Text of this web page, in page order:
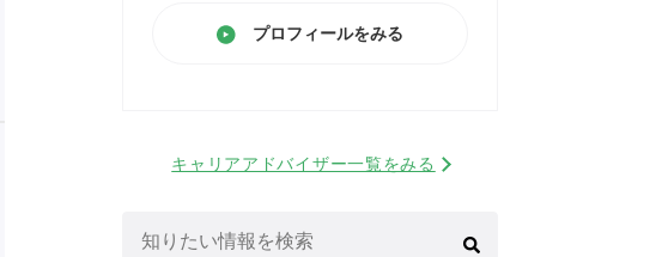
プロフィールをみる
キャリアアドバイザー一覧をみる